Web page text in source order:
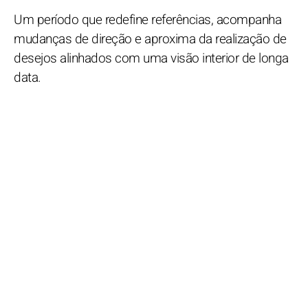
Um período que redefine referências, acompanha
mudanças de direção e aproxima da realização de
desejos alinhados com uma visão interior de longa
data.